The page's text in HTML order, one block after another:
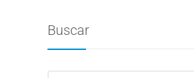
Buscar